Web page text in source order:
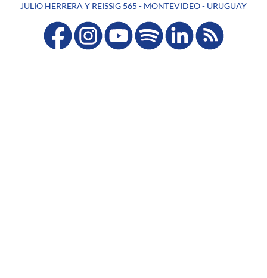
JULIO HERRERA Y REISSIG 565 - MONTEVIDEO - URUGUAY